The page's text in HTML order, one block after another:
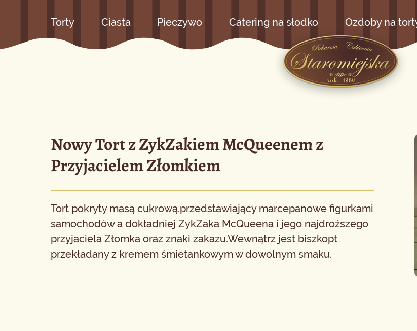
Torty Ciasta Pieczywo Catering na słodko Ozdoby na
Nowy Tort z ZykZakiem McQueenem z
Przyjacielem Złomkiem
Tort pokryty masą cukrową.przedstawiający marcepanowe figurkami
samochodów a dokładniej ZykZaka McQueena i jego najdroższego
przyjaciela Złomka oraz znaki zakazu.Wewnątrz jest biszkopt
przekładany z kremem śmietankowym w dowolnym smaku.